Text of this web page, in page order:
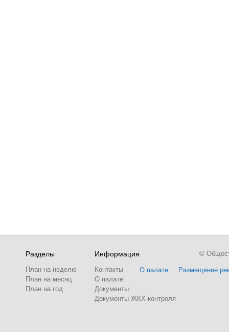
Разделы
План на неделю
План на месяц
План на год
Информация
Контакты
О палате
Документы
Документы ЖКХ-контроля
О палате Размещение
©